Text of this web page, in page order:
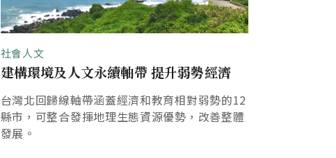
社會人文
建構環境及人文永續軸帶 提升弱勢經濟
台灣北回歸線軸帶涵蓋經濟和教育相對弱勢的12
縣市，可整合發揮地理生態資源優勢，改善整體
發展。